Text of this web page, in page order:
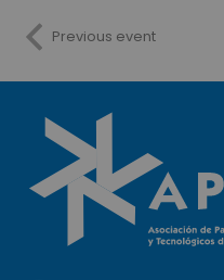
Previous event